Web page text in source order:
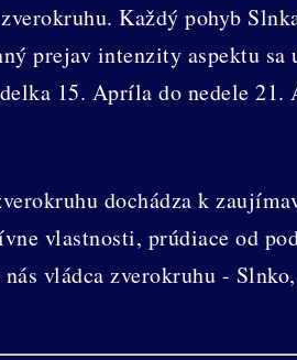
Každý pohyb
prejav intenzity aspektu sa
15. Apríla do nedele
dochádza k
vlastnosti, prúdiace od
vládca zverokruhu -